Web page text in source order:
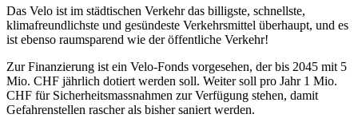
Das Velo ist im städtischen Verkehr das billigste, schnellste,
klimafreundlichste und gesündeste Verkehrsmittel überhaupt, und es
ist ebenso raumsparend wie der öffentliche Verkehr!
Zur Finanzierung ist ein Velo-Fonds vorgesehen, der bis 2045 mit 5
Mio. CHF jährlich dotiert werden soll. Weiter soll pro Jahr 1 Mio.
CHF für Sicherheitsmassnahmen zur Verfügung stehen, damit
Gefahrenstellen rascher als bisher saniert werden.